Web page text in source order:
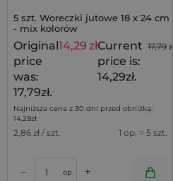
5 szt. Woreczki jutowe 18 x 24 cm
- mix kolorów
17,79 zł
Original
price
was:
17,79zł.
14,29 złCurrent
price is:
14,29zł.
Najniższa cena z 30 dni przed obniżką:
14,29zł.
2,86 zł / szt. 1 op. = 5 szt.
– op. + Dodaj do koszyka